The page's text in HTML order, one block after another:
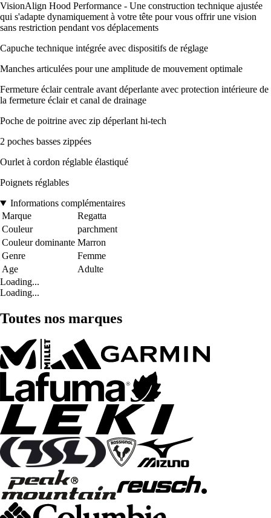
VisionAlign Hood Performance - Une construction technique ajustée
qui s'adapte dynamiquement à votre tête pour vous offrir une vision
sans restriction pendant vos déplacements
Capuche technique intégrée avec dispositifs de réglage
Manches articulées pour une amplitude de mouvement optimale
Fermeture éclair centrale avant déperlante avec protection intérieure de
la fermeture éclair et canal de drainage
Poche de poitrine avec zip déperlant hi-tech
2 poches basses zippées
Ourlet à cordon réglable élastiqué
Poignets réglables
Informations complémentaires
Marque
Regatta
Couleur
parchment
Couleur dominante Marron
Genre
Femme
Age
Adulte
Loading...
Loading...
Toutes nos marques